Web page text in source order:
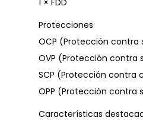
1 × FDD
Protecciones
OCP (Protección contra
OVP (Protección contra
SCP (Protección contra
OPP (Protección contra
Características